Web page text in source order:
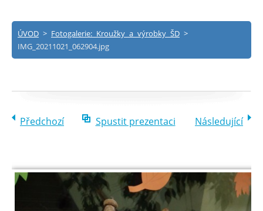
ÚVOD > Fotogalerie: Kroužky a výrobky ŠD >
IMG_20211021_062904.jpg
Předchozí Spustit prezentaci Následující